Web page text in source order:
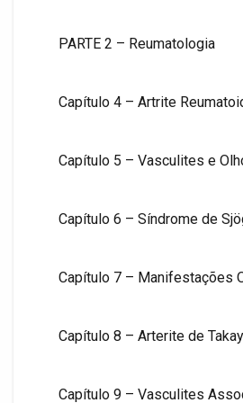
PARTE 2 – Reumatologia
Capítulo 4 – Artrite
Capítulo 5 – Vasculites e
Capítulo 6 – Síndrome de
Capítulo 7 – Manifestações
Capítulo 8 – Arterite de
Capítulo 9 – Vasculites